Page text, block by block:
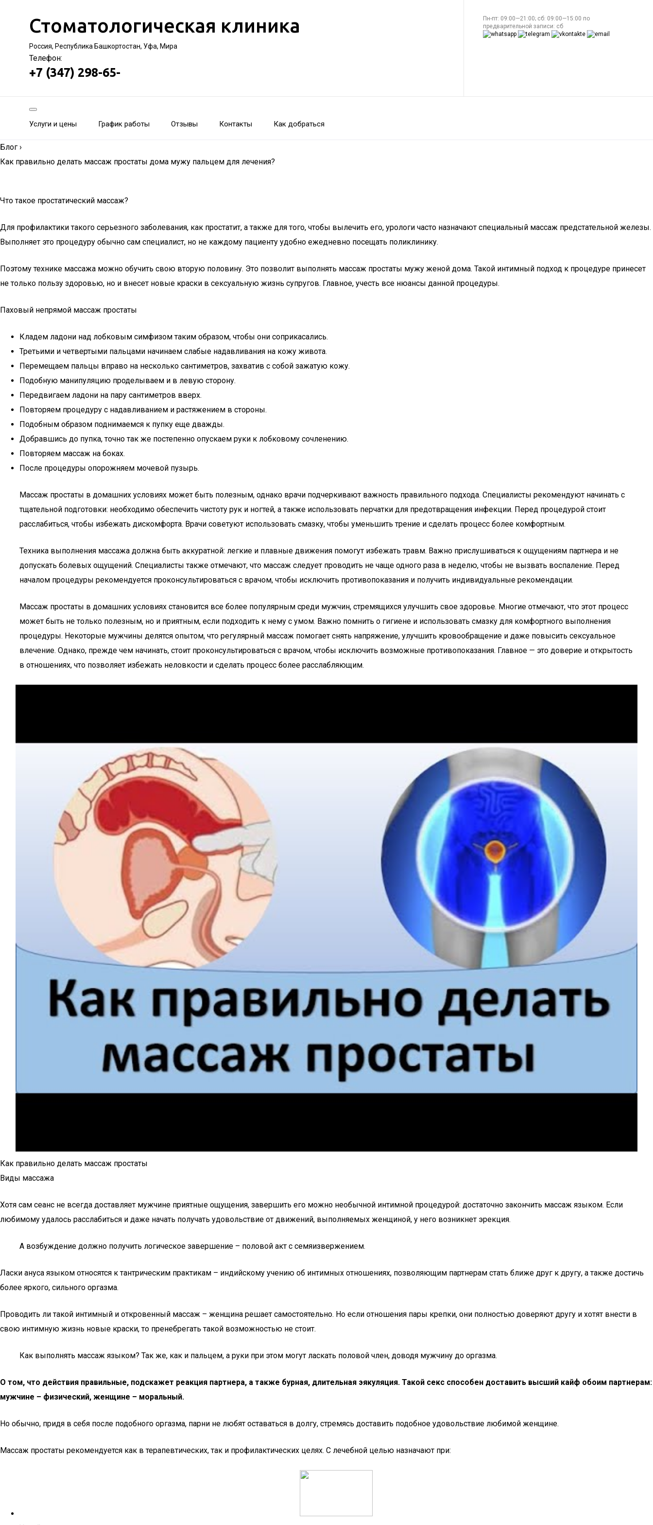
Стоматологическая клиника
Россия, Республика Башкортостан, Уфа, Мира
Телефон:
+7 (347) 298-65-
Пн-пт: 09:00—21:00; сб: 09:00—15:00 по
предварительной записи: сб
Услуги и цены График работы Отзывы Контакты Как добраться
Блог ›
Как правильно делать массаж простаты дома мужу пальцем для лечения?
Что такое простатический массаж?
Для профилактики такого серьезного заболевания, как простатит, а также для того, чтобы вылечить его, урологи часто назначают специальный массаж предстательной железы.
Выполняет это процедуру обычно сам специалист, но не каждому пациенту удобно ежедневно посещать поликлинику.
Поэтому технике массажа можно обучить свою вторую половину. Это позволит выполнять массаж простаты мужу женой дома. Такой интимный подход к процедуре принесет
не только пользу здоровью, но и внесет новые краски в сексуальную жизнь супругов. Главное, учесть все нюансы данной процедуры.
Паховый непрямой массаж простаты
Кладем ладони над лобковым симфизом таким образом, чтобы они соприкасались.
Третьими и четвертыми пальцами начинаем слабые надавливания на кожу живота.
Перемещаем пальцы вправо на несколько сантиметров, захватив с собой зажатую кожу.
Подобную манипуляцию проделываем и в левую сторону.
Передвигаем ладони на пару сантиметров вверх.
Повторяем процедуру с надавливанием и растяжением в стороны.
Подобным образом поднимаемся к пупку еще дважды.
Добравшись до пупка, точно так же постепенно опускаем руки к лобковому сочленению.
Повторяем массаж на боках.
После процедуры опорожняем мочевой пузырь.
Массаж простаты в домашних условиях может быть полезным, однако врачи подчеркивают важность правильного подхода. Специалисты рекомендуют начинать с
тщательной подготовки: необходимо обеспечить чистоту рук и ногтей, а также использовать перчатки для предотвращения инфекции. Перед процедурой стоит
расслабиться, чтобы избежать дискомфорта. Врачи советуют использовать смазку, чтобы уменьшить трение и сделать процесс более комфортным.
Техника выполнения массажа должна быть аккуратной: легкие и плавные движения помогут избежать травм. Важно прислушиваться к ощущениям партнера и не
допускать болевых ощущений. Специалисты также отмечают, что массаж следует проводить не чаще одного раза в неделю, чтобы не вызвать воспаление. Перед
началом процедуры рекомендуется проконсультироваться с врачом, чтобы исключить противопоказания и получить индивидуальные рекомендации.
Массаж простаты в домашних условиях становится все более популярным среди мужчин, стремящихся улучшить свое здоровье. Многие отмечают, что этот процесс
может быть не только полезным, но и приятным, если подходить к нему с умом. Важно помнить о гигиене и использовать смазку для комфортного выполнения
процедуры. Некоторые мужчины делятся опытом, что регулярный массаж помогает снять напряжение, улучшить кровообращение и даже повысить сексуальное
влечение. Однако, прежде чем начинать, стоит проконсультироваться с врачом, чтобы исключить возможные противопоказания. Главное — это доверие и открытость
в отношениях, что позволяет избежать неловкости и сделать процесс более расслабляющим.
Как правильно делать массаж простаты
Виды массажа
Хотя сам сеанс не всегда доставляет мужчине приятные ощущения, завершить его можно необычной интимной процедурой: достаточно закончить массаж языком. Если
любимому удалось расслабиться и даже начать получать удовольствие от движений, выполняемых женщиной, у него возникнет эрекция.
А возбуждение должно получить логическое завершение – половой акт с семяизвержением.
Ласки ануса языком относятся к тантрическим практикам – индийскому учению об интимных отношениях, позволяющим партнерам стать ближе друг к другу, а также достичь
более яркого, сильного оргазма.
Проводить ли такой интимный и откровенный массаж – женщина решает самостоятельно. Но если отношения пары крепки, они полностью доверяют другу и хотят внести в
свою интимную жизнь новые краски, то пренебрегать такой возможностью не стоит.
Как выполнять массаж языком? Так же, как и пальцем, а руки при этом могут ласкать половой член, доводя мужчину до оргазма.
О том, что действия правильные, подскажет реакция партнера, а также бурная, длительная эякуляция. Такой секс способен доставить высший кайф обоим партнерам:
мужчине – физический, женщине – моральный.
Но обычно, придя в себя после подобного оргазма, парни не любят оставаться в долгу, стремясь доставить подобное удовольствие любимой женщине.
Массаж простаты рекомендуется как в терапевтических, так и профилактических целях. С лечебной целью назначают при: